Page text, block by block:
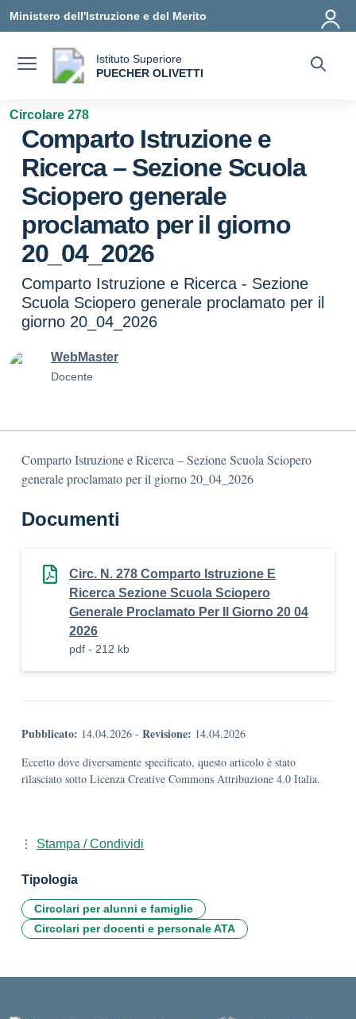
Ministero dell'Istruzione e del Merito
Istituto Superiore
PUECHER OLIVETTI
Circolare 278
Comparto Istruzione e
Ricerca – Sezione Scuola
Sciopero generale
proclamato per il giorno
20_04_2026
Comparto Istruzione e Ricerca - Sezione
Scuola Sciopero generale proclamato per il
giorno 20_04_2026
WebMaster
Docente
Comparto Istruzione e Ricerca – Sezione Scuola Sciopero
generale proclamato per il giorno 20_04_2026
Documenti
Circ. N. 278 Comparto Istruzione E
Ricerca Sezione Scuola Sciopero
Generale Proclamato Per Il Giorno 20 04
2026
pdf - 212 kb
Pubblicato: 14.04.2026 - Revisione: 14.04.2026
Eccetto dove diversamente specificato, questo articolo è stato
rilasciato sotto Licenza Creative Commons Attribuzione 4.0 Italia.
Stampa / Condividi
Tipologia
Circolari per alunni e famiglie
Circolari per docenti e personale ATA